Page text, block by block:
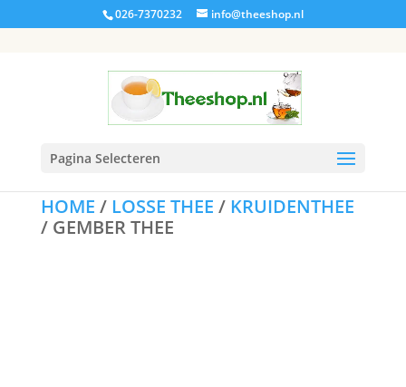
026-7370232 info@theeshop.nl
Pagina Selecteren
HOME / LOSSE THEE / KRUIDENTHEE
/ GEMBER THEE